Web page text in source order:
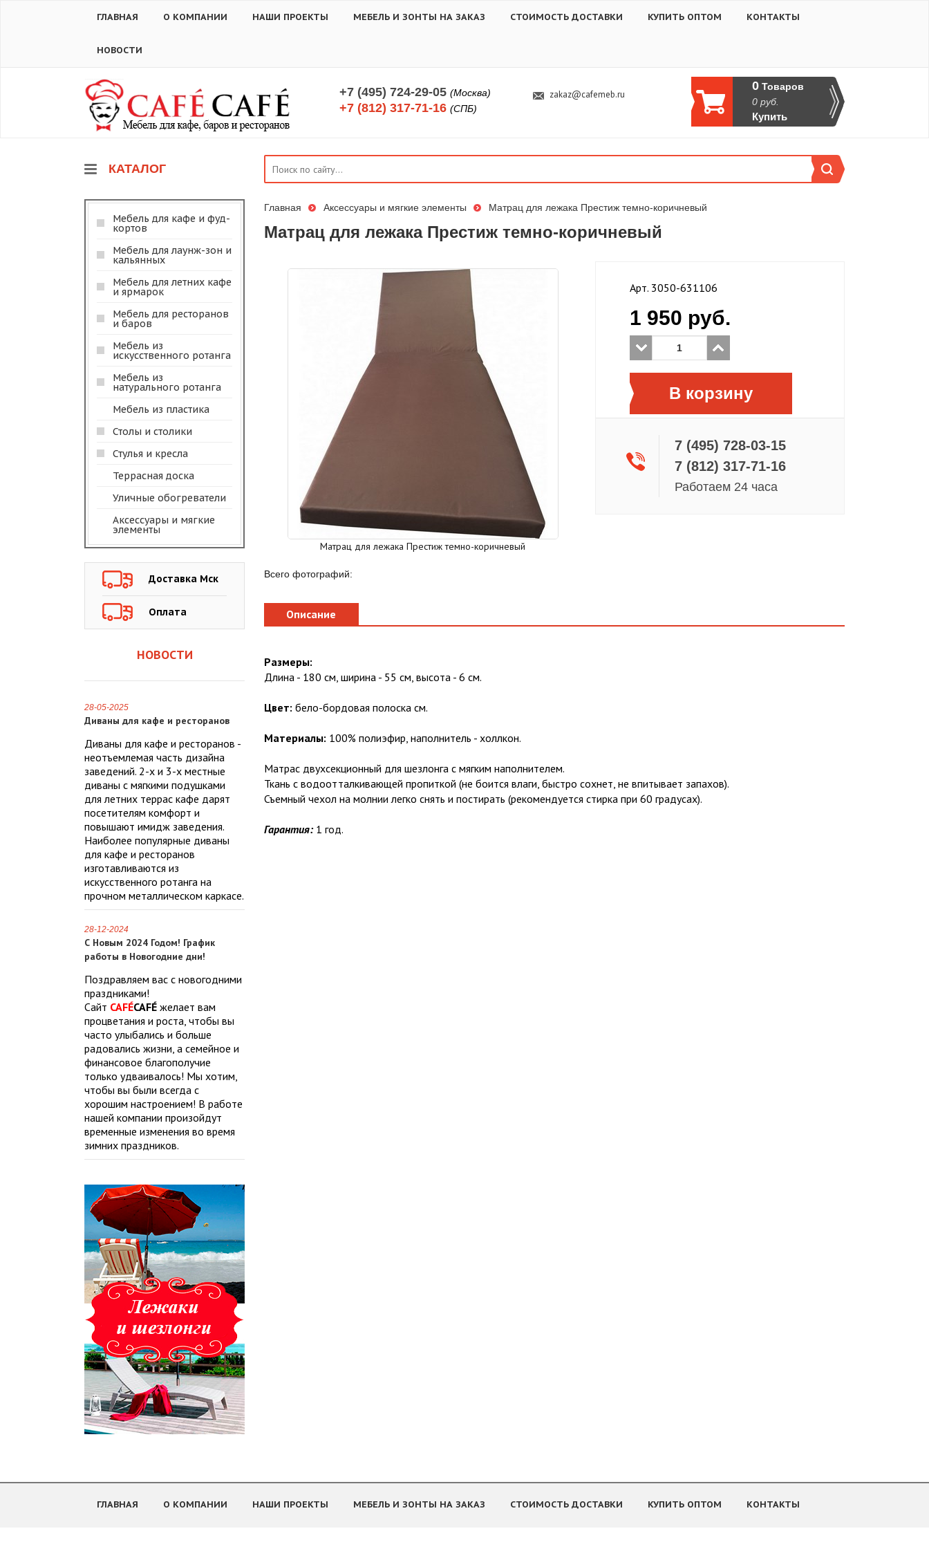
ГЛАВНАЯ О КОМПАНИИ НАШИ ПРОЕКТЫ МЕБЕЛЬ И ЗОНТЫ НА ЗАКАЗ СТОИМОСТЬ ДОСТАВКИ КУПИТЬ ОПТОМ КОНТАКТЫ
НОВОСТИ
+7 (495) 724-29-05 (Москва)
+7 (812) 317-71-16 (СПБ)
zakaz@cafemeb.ru
0 Товаров
0 руб.
Купить
КАТАЛОГ
Мебель для кафе и фуд-
кортов
Мебель для лаунж-зон и
кальянных
Мебель для летних кафе
и ярмарок
Мебель для ресторанов
и баров
Мебель из
искусственного ротанга
Мебель из
натурального ротанга
Мебель из пластика
Столы и столики
Стулья и кресла
Террасная доска
Уличные обогреватели
Аксессуары и мягкие
элементы
Доставка Мск
Оплата
НОВОСТИ
28-05-2025
Диваны для кафе и ресторанов
Диваны для кафе и ресторанов -
неотъемлемая часть дизайна
заведений. 2-х и 3-х местные
диваны с мягкими подушками
для летних террас кафе дарят
посетителям комфорт и
повышают имидж заведения.
Наиболее популярные диваны
для кафе и ресторанов
изготавливаются из
искусственного ротанга на
прочном металлическом каркасе.
28-12-2024
С Новым 2024 Годом! График
работы в Новогодние дни!
Поздравляем вас с новогодними
праздниками!
Сайт CAFÉCAFÉ желает вам
процветания и роста, чтобы вы
часто улыбались и больше
радовались жизни, а семейное и
финансовое благополучие
только удваивалось! Мы хотим,
чтобы вы были всегда с
хорошим настроением! В работе
нашей компании произойдут
временные изменения во время
зимних праздников.
Главная Аксессуары и мягкие элементы Матрац для лежака Престиж темно-коричневый
Матрац для лежака Престиж темно-коричневый
Матрац для лежака Престиж темно-коричневый
Всего фотографий:
Aрт. 3050-631106
1 950 руб.
В корзину
7 (495) 728-03-15
7 (812) 317-71-16
Работаем 24 часа
Описание
Размеры:
Длина - 180 см, ширина - 55 см, высота - 6 см.
Цвет: бело-бордовая полоска см.
Материалы: 100% полиэфир, наполнитель - холлкон.
Матрас двухсекционный для шезлонга с мягким наполнителем.
Ткань с водоотталкивающей пропиткой (не боится влаги, быстро сохнет, не впитывает запахов).
Съемный чехол на молнии легко снять и постирать (рекомендуется стирка при 60 градусах).
Гарантия: 1 год.
ГЛАВНАЯ О КОМПАНИИ НАШИ ПРОЕКТЫ МЕБЕЛЬ И ЗОНТЫ НА ЗАКАЗ СТОИМОСТЬ ДОСТАВКИ КУПИТЬ ОПТОМ КОНТАКТЫ